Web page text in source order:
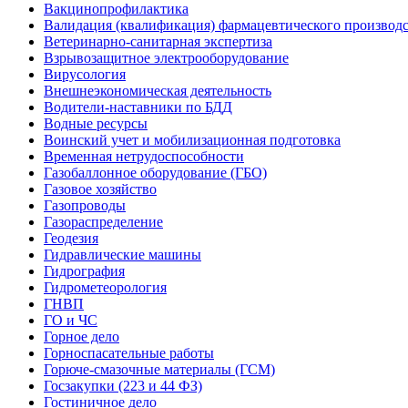
Вакцинопрофилактика
Валидация (квалификация) фармацевтического
Ветеринарно-санитарная экспертиза
Взрывозащитное электрооборудование
Вирусология
Внешнеэкономическая деятельность
Водители-наставники по БДД
Водные ресурсы
Воинский учет и мобилизационная подготовка
Временная нетрудоспособности
Газобаллонное оборудование (ГБО)
Газовое хозяйство
Газопроводы
Газораспределение
Геодезия
Гидравлические машины
Гидрография
Гидрометеорология
ГНВП
ГО и ЧС
Горное дело
Горноспасательные работы
Горюче-смазочные материалы (ГСМ)
Госзакупки (223 и 44 ФЗ)
Гостиничное дело